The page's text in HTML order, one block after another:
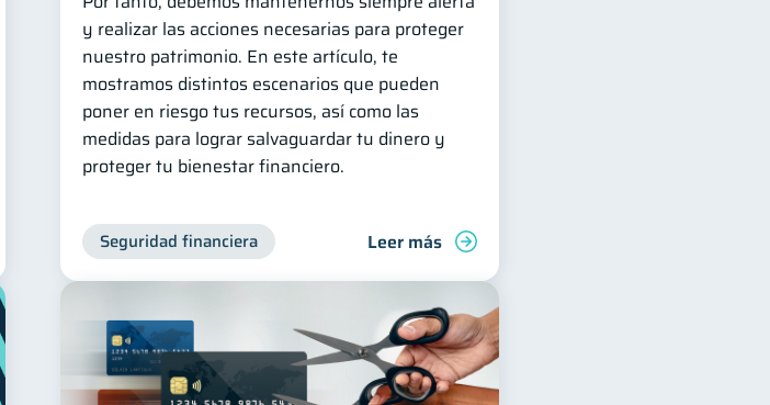
Productos financieros
y realizar las acciones necesarias para proteger
nuestro patrimonio. En este artículo, te
mostramos distintos escenarios que pueden
poner en riesgo tus recursos, así como las
medidas para lograr salvaguardar tu dinero y
proteger tu bienestar financiero.
Seguridad financiera Leer más